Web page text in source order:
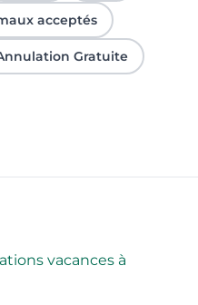
acceptés
Gratuite
vacances à